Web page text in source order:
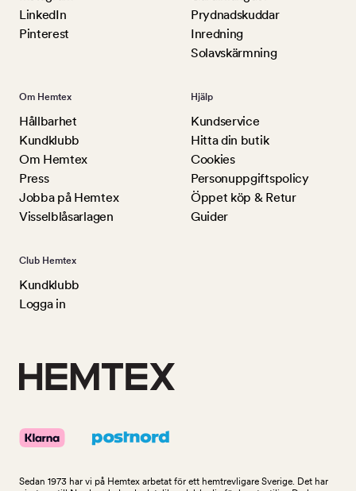
LinkedIn
Pinterest
Prydnadskuddar
Inredning
Solavskärmning
Om Hemtex
Hållbarhet
Kundklubb
Om Hemtex
Press
Jobba på Hemtex
Visselblåsarlagen
Hjälp
Kundservice
Hitta din butik
Cookies
Personuppgiftspolicy
Öppet köp & Retur
Guider
Club Hemtex
Kundklubb
Logga in
Sedan 1973 har vi på Hemtex arbetat för ett hemtrevligare Sverige. Det har